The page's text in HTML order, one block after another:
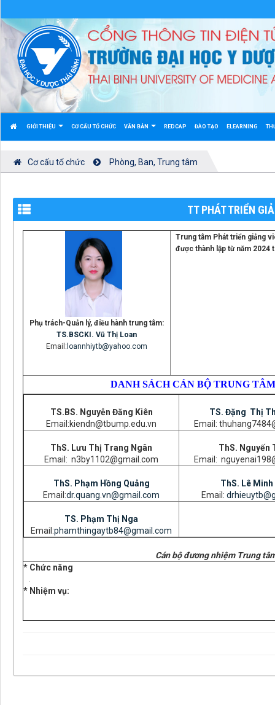
GIỚI THIỆU CƠ CẤU TỔ CHỨC VĂN BẢN REDCAP ĐÀO TẠO ELEARNING
Cơ cấu tổ chức Phòng, Ban, Trung tâm
TT PHÁT TRIỂN
Phụ trách-Quản lý, điều hành trung tâm:
TS.BSCKI. Vũ Thị Loan
Email: loannhiytb@yahoo.com
Trung tâm Phát triển giảng
được thành lập từ năm 2024
DANH SÁCH CÁN BỘ TRUNG
TS.BS. Nguyễn Đăng Kiên
Email:kiendn@tbump.edu.vn
TS. Đặng Thị
Email:
ThS. Lưu Thị Trang Ngân
Email: n3by1102@gmail.com
ThS. Nguyến
Email:
ThS. Phạm Hồng Quảng
Email:dr.quang.vn@gmail.com
ThS. Lê Minh
Email:
TS. Phạm Thị Nga
Email:phamthingaytb84@gmail.com
Cán bộ đương nhiệm Trung
* Chức năng
* Nhiệm vụ: